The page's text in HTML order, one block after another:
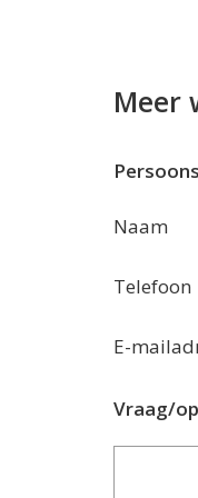
Meer
Naam
Telefoon
E-
Vraag/